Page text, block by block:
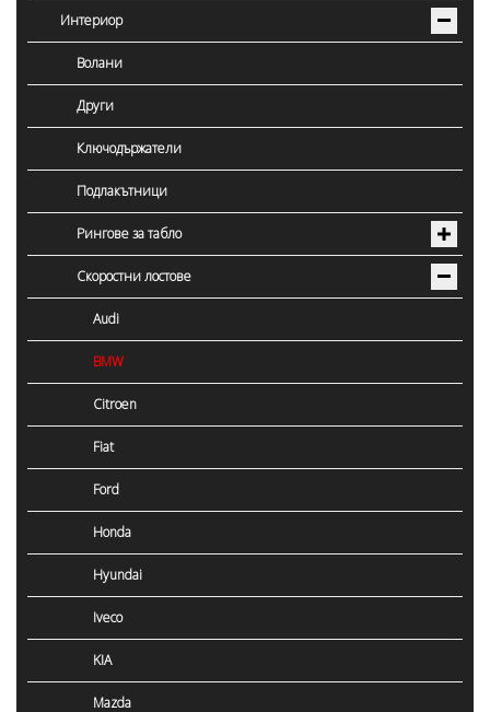
Интериор
Волани
Други
Ключодържатели
Подлакътници
Рингове за табло
Скоростни лостове
Audi
BMW
Citroen
Fiat
Ford
Honda
Hyundai
Iveco
KIA
Mazda